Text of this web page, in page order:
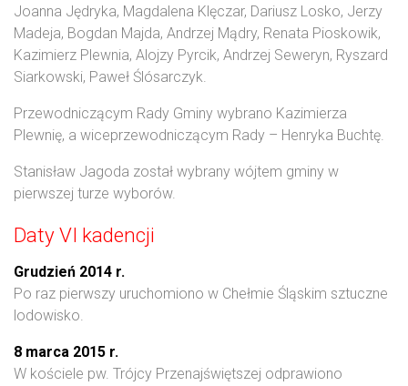
Joanna Jędryka, Magdalena Klęczar, Dariusz Losko, Jerzy
Madeja, Bogdan Majda, Andrzej Mądry, Renata Pioskowik,
Kazimierz Plewnia, Alojzy Pyrcik, Andrzej Seweryn, Ryszard
Siarkowski, Paweł Ślósarczyk.
Przewodniczącym Rady Gminy wybrano Kazimierza
Plewnię, a wiceprzewodniczącym Rady – Henryka Buchtę.
Stanisław Jagoda został wybrany wójtem gminy w
pierwszej turze wyborów.
Daty VI kadencji
Grudzień 2014 r.
Po raz pierwszy uruchomiono w Chełmie Śląskim sztuczne
lodowisko.
8 marca 2015 r.
W kościele pw. Trójcy Przenajświętszej odprawiono